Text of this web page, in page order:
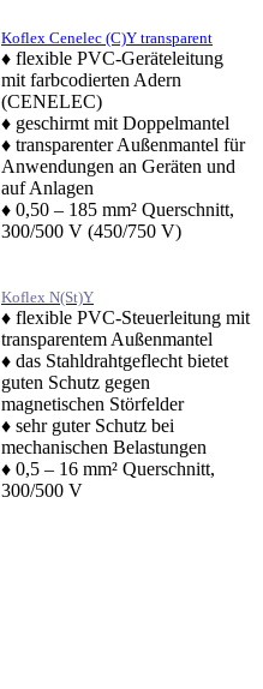
Koflex Cenelec (C)Y transparent
♦ flexible PVC-Geräteleitung
mit farbcodierten Adern
(CENELEC)
♦ geschirmt mit Doppelmantel
♦ transparenter Außenmantel für
Anwendungen an Geräten und
auf Anlagen
♦ 0,50 – 185 mm² Querschnitt,
300/500 V (450/750 V)
Koflex N(St)Y
♦ flexible PVC-Steuerleitung mit
transparentem Außenmantel
♦ das Stahldrahtgeflecht bietet
guten Schutz gegen
magnetischen Störfelder
♦ sehr guter Schutz bei
mechanischen Belastungen
♦ 0,5 – 16 mm² Querschnitt,
300/500 V